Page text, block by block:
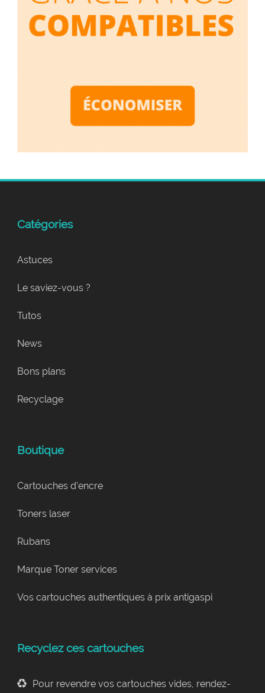
Catégories
Astuces
Le saviez-vous ?
Tutos
News
Bons plans
Recyclage
Boutique
Cartouches d’encre
Toners laser
Rubans
Marque Toner services
Vos cartouches authentiques à prix antigaspi
Recyclez ces cartouches
Pour revendre vos cartouches vides, rendez-